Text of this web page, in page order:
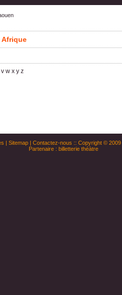
Afrique
v w x y z
| Sitemap| Contactez-nous :: Copyright © 2009
Partenaire : billetterie théàtre